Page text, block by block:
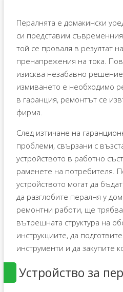
Пералнята е домакински
си представим
той се проваля в резултат
пренапрежения на тока.
изисква незабавно
измиването е необходимо
в гаранция, ремонтът се
фирма.
След изтичане на
проблеми, свързани с
устройството в работно
раменете на потребителя.
устройството могат да
да разглобите пералня у
ремонтни работи, ще
вътрешната структура на
инструкциите, да
инструменти и да закупите
Устройство за